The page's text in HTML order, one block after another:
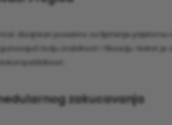
dizajniran posebno za liječenje prijeloma
bolju stabilnost i fiksaciju. Nokat je
zakucavanja